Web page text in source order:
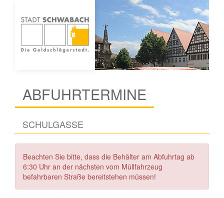
ABFUHRTERMINE
SCHULGASSE
Beachten Sie bitte, dass die Behälter am Abfuhrtag ab
6:30 Uhr an der nächsten vom Müllfahrzeug
befahrbaren Straße bereitstehen müssen!